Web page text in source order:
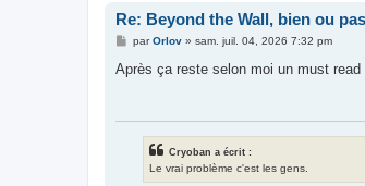
Re: Beyond the Wall, bien ou
M
s
parOrlov» sam. juil. 04, 2026 7:32 pm
Après ça reste selon moi un must read
Cryoban a écrit :
Le vrai problème c'est les gens.